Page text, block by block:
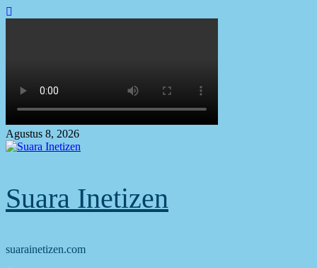
Skip
Agustus 8, 2026
Suara Inetizen
suarainetizen.com